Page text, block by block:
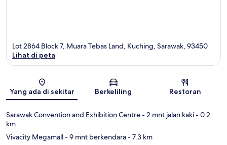
Peta
Lot 2864 Block 7, Muara Tebas Land, Kuching, Sarawak, 93450
Lihat di peta
Yang ada di sekitar Berkeliling Restoran
Sarawak Convention and Exhibition Centre- 2 mnt jalan kaki- 0.2
km
Vivacity Megamall- 9 mnt berkendara- 7.3 km